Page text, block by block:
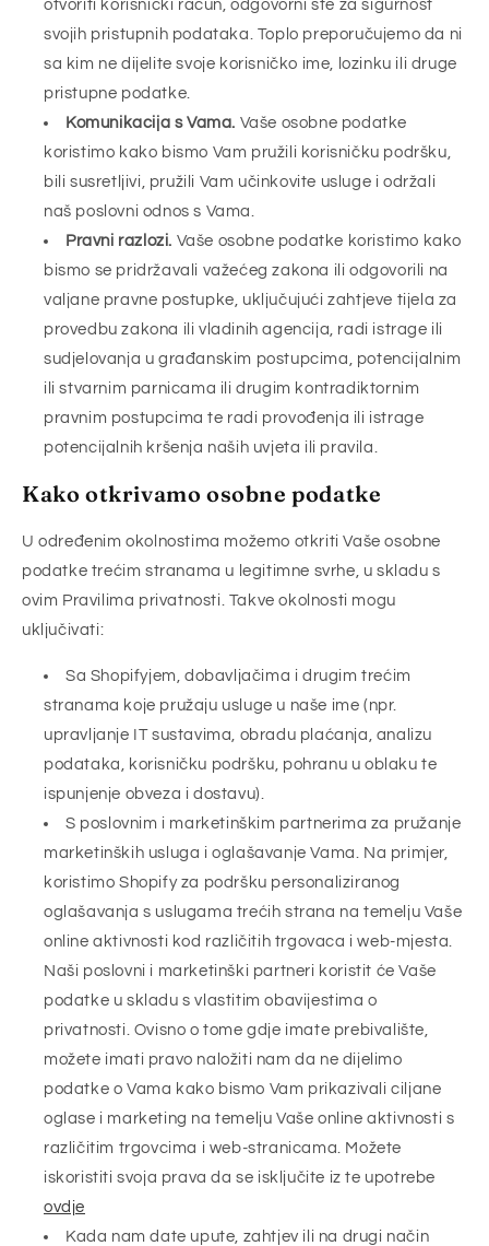
otvoriti korisnički račun, odgovorni ste za sigurnost
svojih pristupnih podataka. Toplo preporučujemo da ni
sa kim ne dijelite svoje korisničko ime, lozinku ili druge
pristupne podatke.
Komunikacija s Vama. Vaše osobne podatke
koristimo kako bismo Vam pružili korisničku podršku,
bili susretljivi, pružili Vam učinkovite usluge i održali
naš poslovni odnos s Vama.
Pravni razlozi. Vaše osobne podatke koristimo kako
bismo se pridržavali važećeg zakona ili odgovorili na
valjane pravne postupke, uključujući zahtjeve tijela za
provedbu zakona ili vladinih agencija, radi istrage ili
sudjelovanja u građanskim postupcima, potencijalnim
ili stvarnim parnicama ili drugim kontradiktornim
pravnim postupcima te radi provođenja ili istrage
potencijalnih kršenja naših uvjeta ili pravila.
Kako otkrivamo osobne podatke
U određenim okolnostima možemo otkriti Vaše osobne
podatke trećim stranama u legitimne svrhe, u skladu s
ovim Pravilima privatnosti. Takve okolnosti mogu
uključivati:
Sa Shopifyjem, dobavljačima i drugim trećim
stranama koje pružaju usluge u naše ime (npr.
upravljanje IT sustavima, obradu plaćanja, analizu
podataka, korisničku podršku, pohranu u oblaku te
ispunjenje obveza i dostavu).
S poslovnim i marketinškim partnerima za pružanje
marketinških usluga i oglašavanje Vama. Na primjer,
koristimo Shopify za podršku personaliziranog
oglašavanja s uslugama trećih strana na temelju Vaše
online aktivnosti kod različitih trgovaca i web-mjesta.
Naši poslovni i marketinški partneri koristit će Vaše
podatke u skladu s vlastitim obavijestima o
privatnosti. Ovisno o tome gdje imate prebivalište,
možete imati pravo naložiti nam da ne dijelimo
podatke o Vama kako bismo Vam prikazivali ciljane
oglase i marketing na temelju Vaše online aktivnosti s
različitim trgovcima i web-stranicama. Možete
iskoristiti svoja prava da se isključite iz te upotrebe
ovdje
Kada nam date upute, zahtjev ili na drugi način